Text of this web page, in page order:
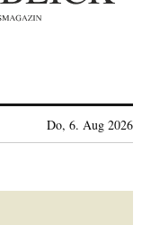
Do, 6. Aug 2026